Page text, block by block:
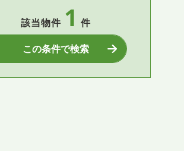
該当物件 1 件
この条件で検索